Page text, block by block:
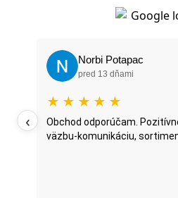
Norbi Potapac
pred 13 dňami
★ ★ ★ ★ ★
Obchod odporúčam.
väzbu-komunikáciu,
‹